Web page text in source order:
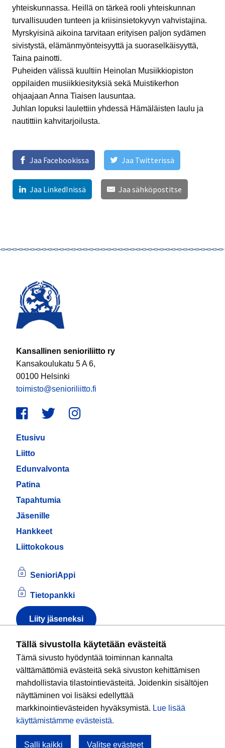
Tällä sivustolla käytetään evästeitä
Tämä sivusto hyödyntää toiminnan kannalta
välttämättömiä evästeitä sekä sivuston kehittämisen
mahdollistavia tilastointievästeitä. Joidenkin sisältöjen
näyttäminen voi lisäksi edellyttää
markkinointievästeiden hyväksymistä. Lue lisää
käyttämistämme evästeistä.​​​​​​
Salli kaikki Valitse evästeet
yhteiskunnassa. Heillä on tärkeä rooli yhteiskunnan
turvallisuuden tunteen ja kriisinsietokyvyn vahvistajina.
Myrskyisinä aikoina tarvitaan erityisen paljon sydämen
sivistystä, elämänmyönteisyyttä ja suoraselkäisyyttä,
Taina painotti.
Puheiden välissä kuultiin Heinolan Musiikkiopiston
oppilaiden musiikkiesityksiä sekä Muistikerhon
ohjaajaan Anna Tiaisen lausuntaa.
Juhlan lopuksi laulettiin yhdessä Hämäläisten laulu ja
nautittiin kahvitarjoilusta.
Jaa Facebookissa Jaa Twitterissä
Jaa LinkedInissä Jaa sähköpostitse
Kansallinen senioriliitto ry
Kansakoulukatu 5 A 6,
00100 Helsinki
toimisto@senioriliitto.fi
Facebook
TwitterInstagram
Etusivu
Liitto
Edunvalvonta
Patina
Tapahtumia
Jäsenille
Hankkeet
Liittokokous
SenioriAppi
Tietopankki
Liity jäseneksi
Tietoa evästeistä
Kansallinen senioriliitto ryon valtakunnallinen
eläkeläisjärjestö, joka edistää ikääntyvien ja
eläkeläisten sosiaalista turvallisuutta ja hyvinvointia
sekä valvoo heidän oikeuksiaan liiton arvoja
noudattaen. Liitto on puolueisiin kuulumaton.
Tule mukaan!